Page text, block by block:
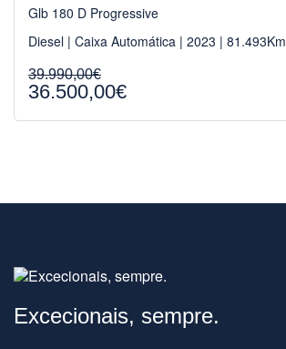
Glb 180 D Progressive
Diesel | Caixa Automática | 2023 | 81.493Km
39.990,00€
36.500,00€
Excecionais, sempre.